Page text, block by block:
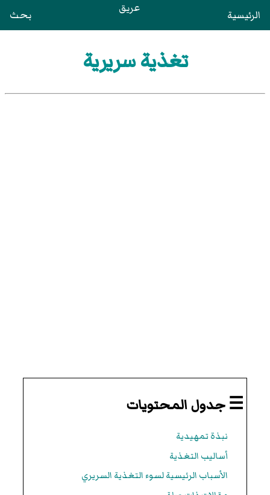
الرئيسية عريق بحث
تغذية سريرية
☰ جدول المحتويات
نبذة تمهيدية
أساليب التغذية
الأسباب الرئيسية لسوء التغذية السريري